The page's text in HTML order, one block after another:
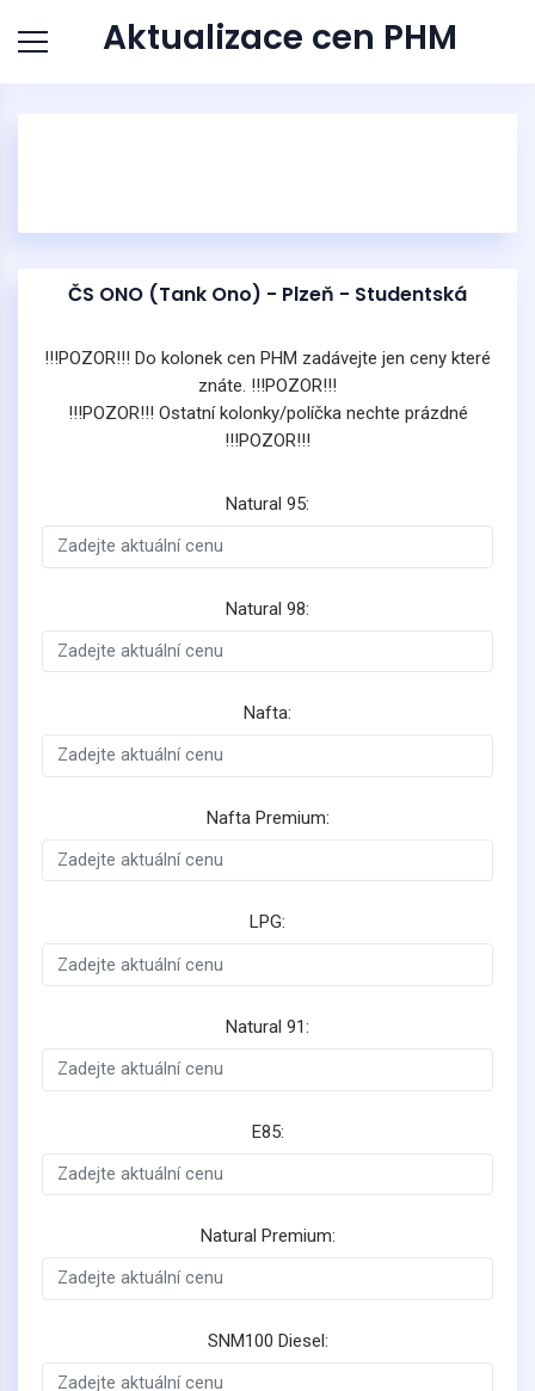
Aktualizace cen PHM
ČS ONO (Tank Ono) - Plzeň - Studentská
!!!POZOR!!! Do kolonek cen PHM zadávejte jen ceny které
znáte. !!!POZOR!!!
!!!POZOR!!! Ostatní kolonky/políčka nechte prázdné
!!!POZOR!!!
Natural 95:
Natural 98:
Nafta:
Nafta Premium:
LPG:
Natural 91:
E85:
Natural Premium:
SNM100 Diesel: